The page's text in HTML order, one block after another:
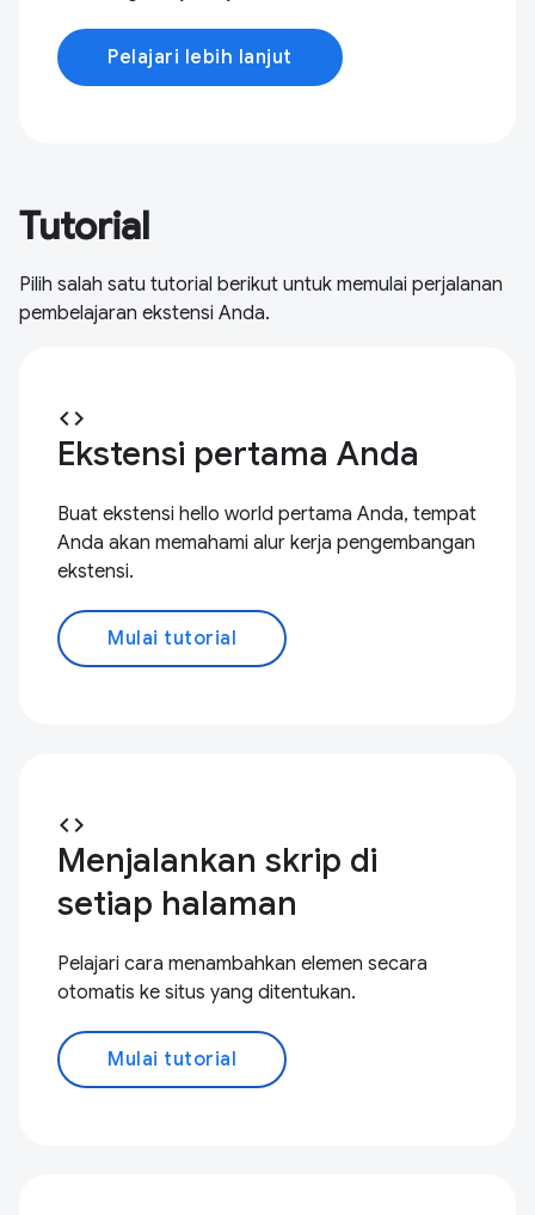
Pelajari lebih lanjut
Tutorial
Pilih salah satu tutorial berikut untuk memulai perjalanan
pembelajaran ekstensi Anda.
code
Ekstensi pertama Anda
Buat ekstensi hello world pertama Anda, tempat
Anda akan memahami alur kerja pengembangan
ekstensi.
Mulai tutorial
code
Menjalankan skrip di
setiap halaman
Pelajari cara menambahkan elemen secara
otomatis ke situs yang ditentukan.
Mulai tutorial